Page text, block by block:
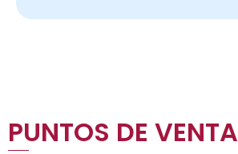
PUNTOS DE VENTA